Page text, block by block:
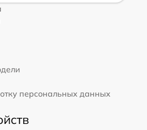
персональных данных